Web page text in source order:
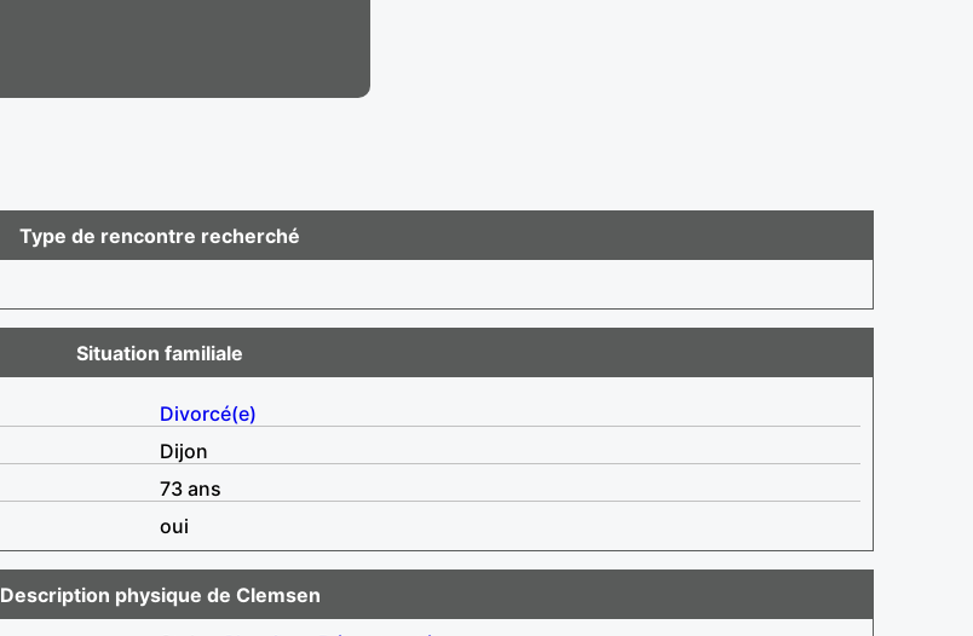
Type de rencontre recherché
Situation familiale
Divorcé(e)
Dijon
73 ans
oui
Description physique de Clemsen